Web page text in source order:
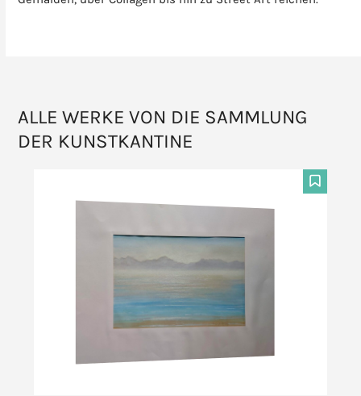
ALLE WERKE VON DIE SAMMLUNG
DER KUNSTKANTINE
F